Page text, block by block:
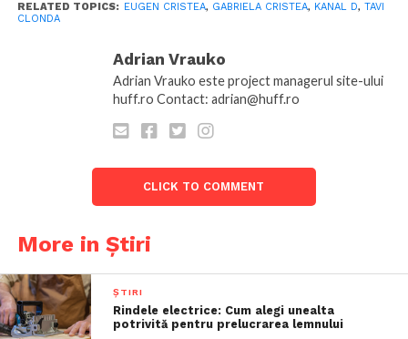
RELATED TOPICS: EUGEN CRISTEA, GABRIELA CRISTEA, KANAL D, TAVI
CLONDA
Adrian Vrauko
Adrian Vrauko este project managerul site-ului
huff.ro Contact: adrian@huff.ro
CLICK TO COMMENT
More in Știri
ȘTIRI
Rindele electrice: Cum alegi unealta
potrivită pentru prelucrarea lemnului